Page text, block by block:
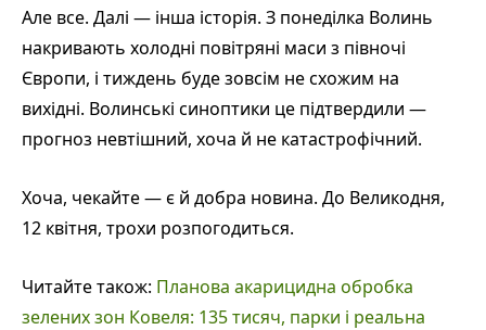
Але все. Далі — інша історія. З понеділка Волинь
накривають холодні повітряні маси з півночі
Європи, і тиждень буде зовсім не схожим на
вихідні. Волинські синоптики це підтвердили —
прогноз невтішний, хоча й не катастрофічний.
Хоча, чекайте — є й добра новина. До Великодня,
12 квітня, трохи розпогодиться.
Читайте також: Планова акарицидна обробка
зелених зон Ковеля: 135 тисяч, парки і реальна